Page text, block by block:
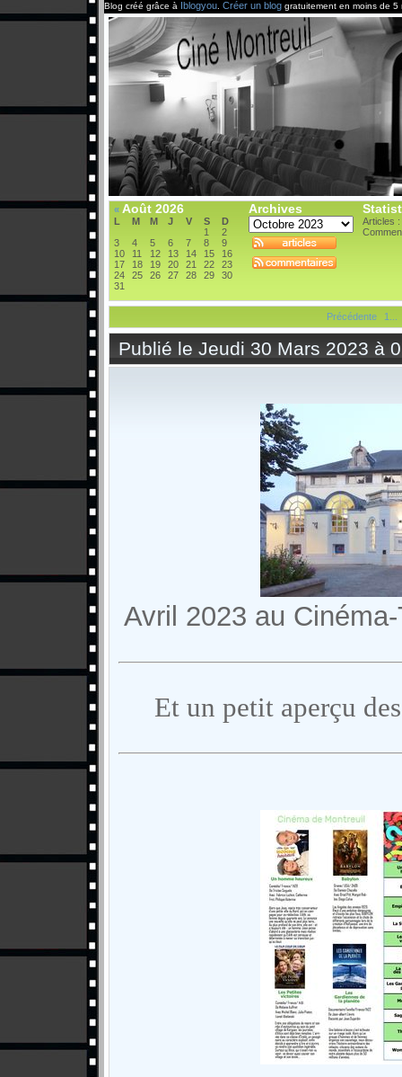
Blog créé grâce à Iblogyou Créer un blog gratuitement en moins de 5
« Août 2026
L M M J V S
D
1
2
3
4 5 6 7 8
9
10
11 12 13 14 15
16
17
18 19 20 21 22
23
24
25 26 27 28 29
30
31
Archives
Articles :
Précédente 1...
Publié le Jeudi 30 Mars 2023 à
Avril 2023 au
Et un petit aperçu